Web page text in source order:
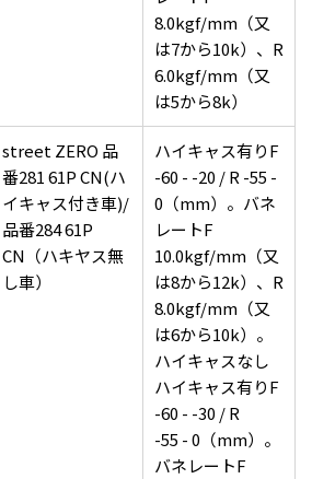
8.0kgf/mm（又
は7から10k）、R
6.0kgf/mm（又
は5から8k）
street ZERO 品
番281 61P CN(ハ
イキャス付き車)/
品番284 61P
CN（ハキヤス無
し車）
ハイキャス有りF
-60 - -20 / R -55 -
0（mm）。バネ
レートF
10.0kgf/mm（又
は8から12k）、R
8.0kgf/mm（又
は6から10k）。
ハイキャスなし
ハイキャス有りF
-60 - -30 / R
-55 - 0（mm）。
バネレートF